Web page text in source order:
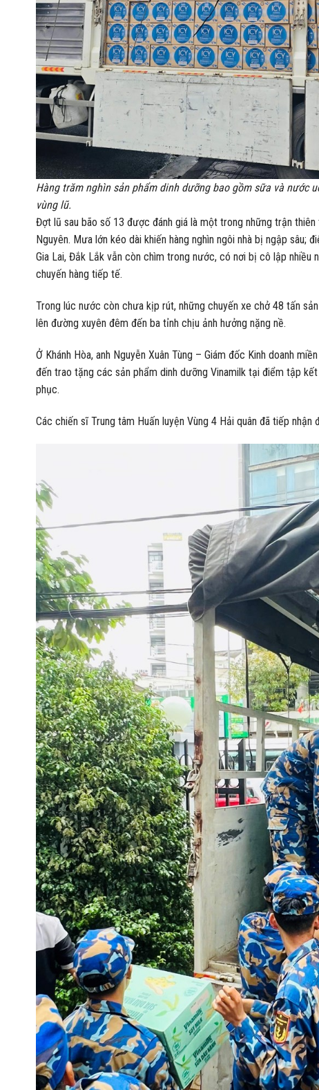
Hàng trăm nghìn sản phẩm dinh dưỡng bao gồm sữa và nước
vùng lũ.
Đợt lũ sau bão số 13 được đánh giá là một trong những trận
Nguyên. Mưa lớn kéo dài khiến hàng nghìn ngôi nhà bị ngập sâu;
Gia Lai, Đắk Lắk vẫn còn chìm trong nước, có nơi bị cô lập
chuyến hàng tiếp tế.
Trong lúc nước còn chưa kịp rút, những chuyến xe chở 48 tấn
lên đường xuyên đêm đến ba tỉnh chịu ảnh hưởng nặng nề.
Ở Khánh Hòa, anh Nguyễn Xuân Tùng – Giám đốc Kinh doanh
đến trao tặng các sản phẩm dinh dưỡng Vinamilk tại điểm tập
phục.
Các chiến sĩ Trung tâm Huấn luyện Vùng 4 Hải quân đã tiếp nhận